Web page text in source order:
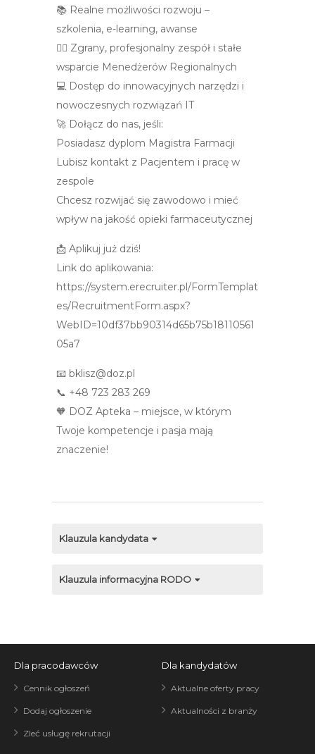
📚 Realne możliwości rozwoju –
szkolenia, e-learning, awanse
👩‍⚕️ Zgrany, profesjonalny zespół i stałe
wsparcie Menedżerów Regionalnych
💻 Dostęp do innowacyjnych narzędzi i
nowoczesnych rozwiązań IT
🚀 Dołącz do nas, jeśli:
Posiadasz dyplom Magistra Farmacji
Lubisz kontakt z Pacjentem i pracę w
zespole
Chcesz rozwijać się zawodowo i mieć
wpływ na jakość opieki farmaceutycznej
📩 Aplikuj już dziś!
Link do aplikowania:
https://system.erecruiter.pl/FormTemplat
es/RecruitmentForm.aspx?
WebID=10df37bb90314d65b75b18110561
05a7
📧 bklisz@doz.pl
📞 +48 723 283 269
🧡 DOZ Apteka – miejsce, w którym
Twoje kompetencje i pasja mają
znaczenie!
Klauzula kandydata
Klauzula informacyjna RODO
Dla pracodawców
Cennik ogłoszeń
Dodaj ogłoszenie
Zleć usługę rekrutacji
Dla kandydatów
Aktualne oferty pracy
Aktualności z branży